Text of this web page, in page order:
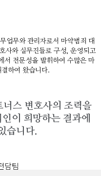
업무와 관리자로서 마약범죄 대
사와 실무진들로 구성, 운영되고
서 전문성을 발휘하여 수많은 마
하여 왔습니다.
너스 변호사의 조력을
이 희망하는 결과에
습니다.